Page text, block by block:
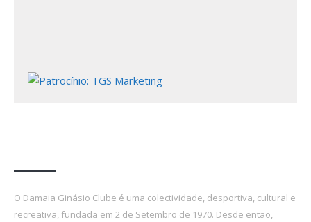
O Damaia Ginásio Clube é uma colectividade, desportiva, cultural e
recreativa, fundada em 2 de Setembro de 1970. Desde então,